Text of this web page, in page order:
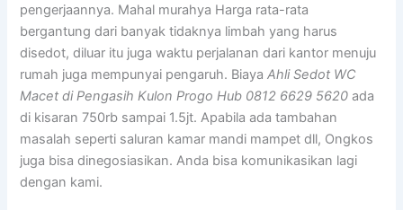
pengerjaannya. Mahal murahya Harga rata-rata
bergantung dari banyak tidaknya limbah yang harus
disedot, diluar itu juga waktu perjalanan dari kantor menuju
rumah juga mempunyai pengaruh. BiayaAhli Sedot WC
Macet di Pengasih Kulon Progo Hub 0812 6629 5620 ada
di kisaran 750rb sampai 1.5jt. Apabila ada tambahan
masalah seperti saluran kamar mandi mampet dll, Ongkos
juga bisa dinegosiasikan. Anda bisa komunikasikan lagi
dengan kami.